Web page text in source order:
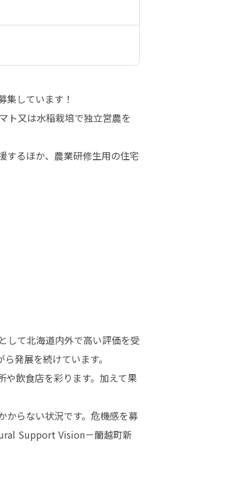
しています！
ト又は水稲栽培で独立営農を
するほか、農業研修生用の住宅
して北海道内外で高い評価を受
発展を続けています。
飲食店を彩ります。加えて果
からない状況です。危機感を募
Support Vision－蘭越町新